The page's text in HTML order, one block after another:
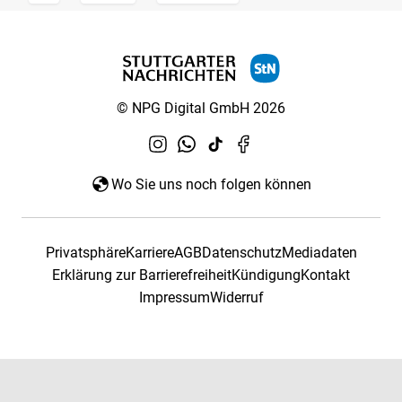
© NPG Digital GmbH 2026
Wo Sie uns noch folgen können
PrivatsphäreKarriereAGBDatenschutzMediadaten
Erklärung zur BarrierefreiheitKündigungKontakt
ImpressumWiderruf